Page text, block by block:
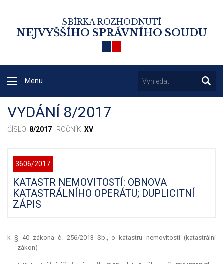
SBÍRKA ROZHODNUTÍ
NEJVYŠŠÍHO SPRÁVNÍHO SOUDU
Menu
VYDÁNÍ 8/2017
ČÍSLO: 8/2017 · ROČNÍK: XV
3606/2017
KATASTR NEMOVITOSTÍ: OBNOVA
KATASTRÁLNÍHO OPERÁTU; DUPLICITNÍ
ZÁPIS
k § 40 zákona č. 256/2013 Sb., o katastru nemovitostí (katastrální
zákon)